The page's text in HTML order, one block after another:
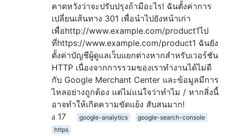
คาดหวังว่าจะปรับปรุงถ้ามีอะไร! ฉันตั้งค่าการ
เปลี่ยนเส้นทาง 301 เพื่อนำไปยังหน้าเก่า
เพื่อhttp://www.example.com/product1ไป
ที่https://www.example.com/product1 ฉันยัง
ตั้งค่าบัญชีผู้ดูแลเว็บแยกต่างหากสำหรับเวอร์ชัน
HTTP เนื่องจากการรวมของเราทำงานได้ไม่ดี
กับ Google Merchant Center และข้อมูลมีการ
ไหลอย่างถูกต้อง แต่ไม่แน่ใจว่าทำไม / หากสิ่งนี้
อาจทำให้เกิดความขัดแย้ง สับสนมาก!
17
google-analytics
google-search-console
https